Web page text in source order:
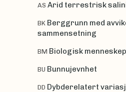
AS Arid terrestrisk
BK Berggrunn med
sammensetning
BM Biologisk
BU Bunnujevnhet
DD Dybderelatert